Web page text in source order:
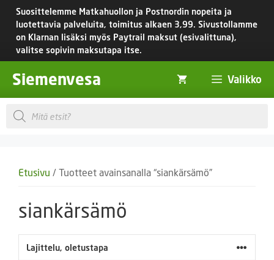
Siirry
sisältöön
Suosittelemme Matkahuollon ja Postnordin nopeita ja
luotettavia palveluita, toimitus alkaen 3,99. Sivustollamme
on Klarnan lisäksi myös Paytrail maksut (esivalittuna),
valitse sopivin maksutapa itse.
Siemenvesa Valikko
Products
search
Etusivu / Tuotteet avainsanalla “siankärsämö”
siankärsämö